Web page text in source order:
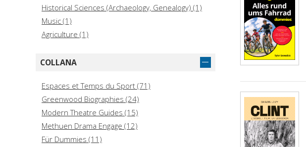
Historical Sciences (Archaeology, Genealogy) (1)
Music (1)
Agriculture (1)
COLLANA
Espaces et Temps du Sport (71)
Greenwood Biographies (24)
Modern Theatre Guides (15)
Methuen Drama Engage (12)
Für Dummies (11)